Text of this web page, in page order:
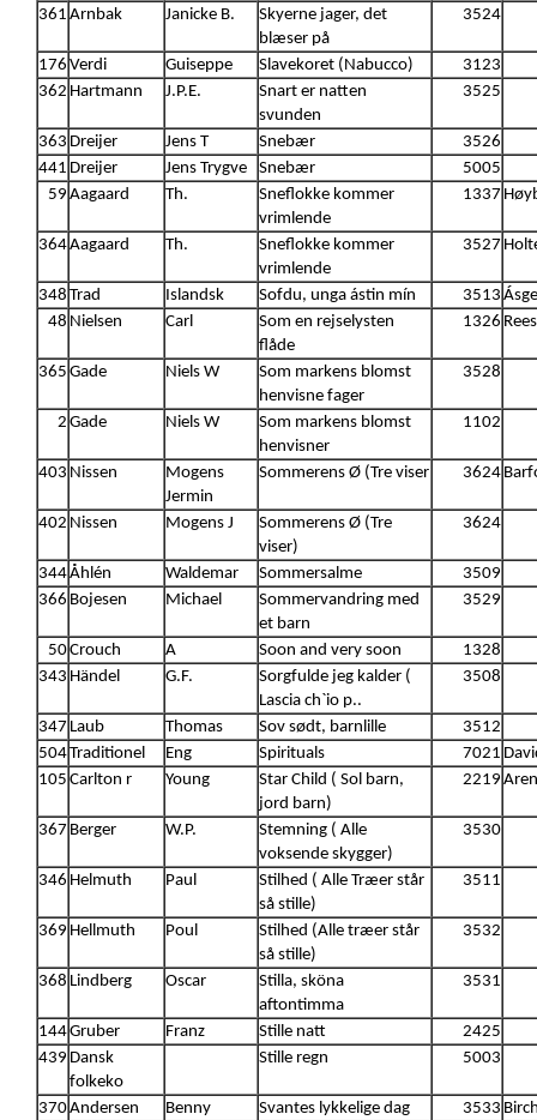
361 Arnbak Janicke B.
Skyerne jager, det
blæser på
3524
176 Verdi Guiseppe Slavekoret (Nabucco)
3123
362 Hartmann J.P.E.
Snart er natten
svunden
3525
363 Dreijer Jens T Snebær
3526
441 Dreijer Jens Trygve Snebær
5005
59 Aagaard Th.
Sneflokke kommer
vrimlende
1337
364Aagaard Th.
Sneflokke kommer
vrimlende
3527
348 Trad Islandsk Sofdu, unga ástin mín 3513
48 Nielsen Carl
Som en rejselysten
flåde
1326
365 Gade Niels W
Som markens blomst
henvisne fager
3528
2 Gade Niels W
Som markens blomst
henvisner
1102
403 Nissen
Mogens
Jermin
Sommerens Ø (Tre viser 3624
402 Nissen Mogens J
Sommerens Ø (Tre
viser)
3624
344Åhlén Waldemar Sommersalme
3509
366 Bojesen Michael
Sommervandring med
et barn
3529
50Crouch A Soon and very soon
1328
343 Händel G.F.
Sorgfulde jeg kalder (
Lascia ch`io p..
3508
347 Laub Thomas Sov sødt, barnlille
3512
504Traditionel Eng Spirituals 7021
105 Carlton r Young
Star Child ( Sol barn,
jord barn)
2219
367 Berger W.P.
Stemning ( Alle
voksende skygger)
3530
346 Helmuth Paul
Stilhed ( Alle Træer står
så stille)
3511
369 Hellmuth Poul
Stilhed (Alle træer står
så stille)
3532
368 Lindberg Oscar
Stilla, sköna
aftontimma
3531
144Gruber Franz Stille natt
2425
439 Dansk
folkeko
Stille regn 5003
370Andersen Benny Svantes lykkelige dag 3533